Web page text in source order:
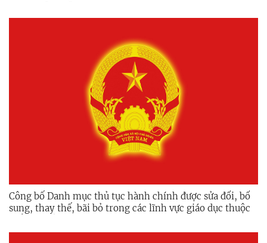
Công bố Danh mục thủ tục hành chính được sửa đổi, bổ
sung, thay thế, bãi bỏ trong các lĩnh vực giáo dục thuộc
Quảng Ngãi